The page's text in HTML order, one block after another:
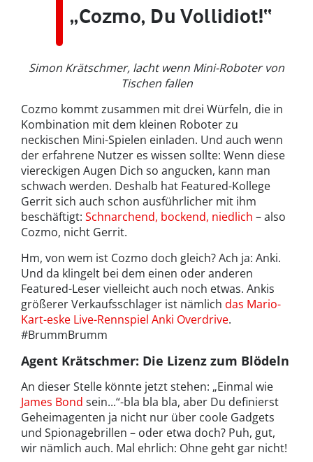
„Cozmo, Du Vollidiot!“
Simon Krätschmer, lacht wenn Mini-Roboter von
Tischen fallen
Cozmo kommt zusammen mit drei Würfeln, die in
Kombination mit dem kleinen Roboter zu
neckischen Mini-Spielen einladen. Und auch wenn
der erfahrene Nutzer es wissen sollte: Wenn diese
viereckigen Augen Dich so angucken, kann man
schwach werden. Deshalb hat Featured-Kollege
Gerrit sich auch schon ausführlicher mit ihm
beschäftigt: Schnarchend, bockend, niedlich – also
Cozmo, nicht Gerrit.
Hm, von wem ist Cozmo doch gleich? Ach ja: Anki.
Und da klingelt bei dem einen oder anderen
Featured-Leser vielleicht auch noch etwas. Ankis
größerer Verkaufsschlager ist nämlich das Mario-
Kart-eske Live-Rennspiel Anki Overdrive.
#BrummBrumm
Agent Krätschmer: Die Lizenz zum Blödeln
An dieser Stelle könnte jetzt stehen: „Einmal wie
James Bond sein...“-bla bla bla, aber Du definierst
Geheimagenten ja nicht nur über coole Gadgets
und Spionagebrillen – oder etwa doch? Puh, gut,
wir nämlich auch. Mal ehrlich: Ohne geht gar nicht!